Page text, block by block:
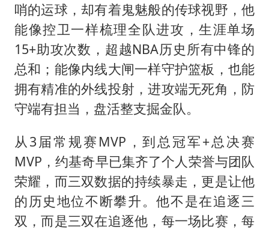
哨的运球，却有着鬼魅般的传球视野，他
能像控卫一样梳理全队进攻，生涯单场
15+助攻次数，超越NBA历史所有中锋的
总和；能像内线大闸一样守护篮板，也能
拥有精准的外线投射，进攻端无死角，防
守端有担当，盘活整支掘金队。
从3届常规赛MVP，到总冠军+总决赛
MVP，约基奇早已集齐了个人荣誉与团队
荣耀，而三双数据的持续暴走，更是让他
的历史地位不断攀升。他不是在追逐三
双，而是三双在追逐他，每一场比赛，每